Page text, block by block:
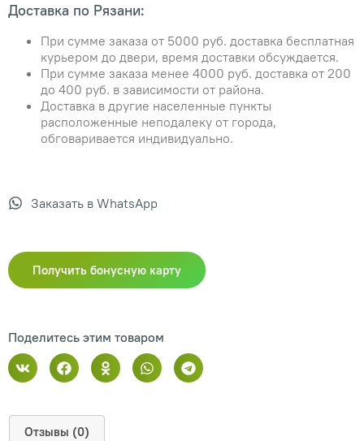
Доставка по Рязани:
При сумме заказа от 5000 руб. доставка бесплатная
курьером до двери, время доставки обсуждается.
При сумме заказа менее 4000 руб. доставка от 200
до 400 руб. в зависимости от района.
Доставка в другие населенные пункты
расположенные неподалеку от города,
обговаривается индивидуально.
Заказать в WhatsApp
Получить бонусную карту
Поделитесь этим товаром
Отзывы (0)